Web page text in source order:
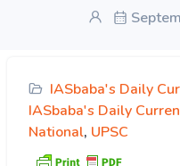
IASbaba's Daily
IASbaba's Daily
National, UPSC